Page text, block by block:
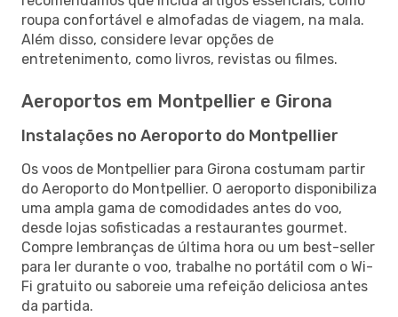
roupa confortável e almofadas de viagem, na mala.
Além disso, considere levar opções de
entretenimento, como livros, revistas ou filmes.
Aeroportos em Montpellier e Girona
Instalações no Aeroporto do Montpellier
Os voos de Montpellier para Girona costumam partir
do Aeroporto do Montpellier. O aeroporto disponibiliza
uma ampla gama de comodidades antes do voo,
desde lojas sofisticadas a restaurantes gourmet.
Compre lembranças de última hora ou um best-seller
para ler durante o voo, trabalhe no portátil com o Wi-
Fi gratuito ou saboreie uma refeição deliciosa antes
da partida.